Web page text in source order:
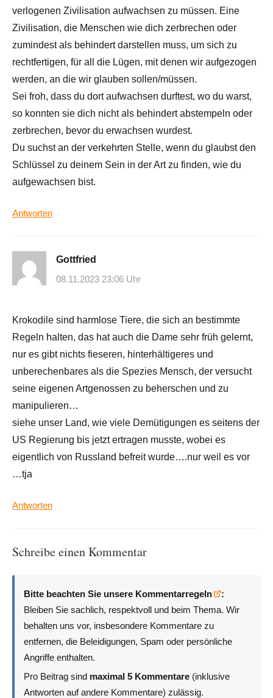
verlogenen Zivilisation aufwachsen zu müssen. Eine
Zivilisation, die Menschen wie dich zerbrechen oder
zumindest als behindert darstellen muss, um sich zu
rechtfertigen, für all die Lügen, mit denen wir aufgezogen
werden, an die wir glauben sollen/müssen.
Sei froh, dass du dort aufwachsen durftest, wo du warst,
so konnten sie dich nicht als behindert abstempeln oder
zerbrechen, bevor du erwachsen wurdest.
Du suchst an der verkehrten Stelle, wenn du glaubst den
Schlüssel zu deinem Sein in der Art zu finden, wie du
aufgewachsen bist.
Antworten
Gottfried
08.11.2023 23:06 Uhr
Krokodile sind harmlose Tiere, die sich an bestimmte
Regeln halten, das hat auch die Dame sehr früh gelernt,
nur es gibt nichts fieseren, hinterhältigeres und
unberechenbares als die Spezies Mensch, der versucht
seine eigenen Artgenossen zu beherschen und zu
manipulieren…
siehe unser Land, wie viele Demütigungen es seitens der
US Regierung bis jetzt ertragen musste, wobei es
eigentlich von Russland befreit wurde….nur weil es vor
…tja
Antworten
Schreibe einen Kommentar
Bitte beachten Sie unsere Kommentarregeln
:
Bleiben Sie sachlich, respektvoll und beim Thema. Wir
behalten uns vor, insbesondere Kommentare zu
entfernen, die Beleidigungen, Spam oder persönliche
Angriffe enthalten.
Pro Beitrag sind maximal 5 Kommentare (inklusive
Antworten auf andere Kommentare) zulässig.